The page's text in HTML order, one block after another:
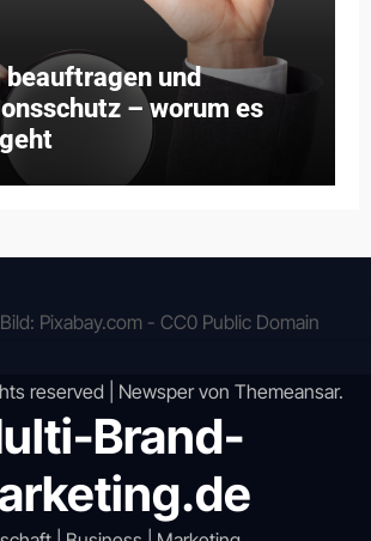
und
– worum es
Pixabay.com - CC0 Public Domain
reserved Newspervon Themeansar.
Brand-